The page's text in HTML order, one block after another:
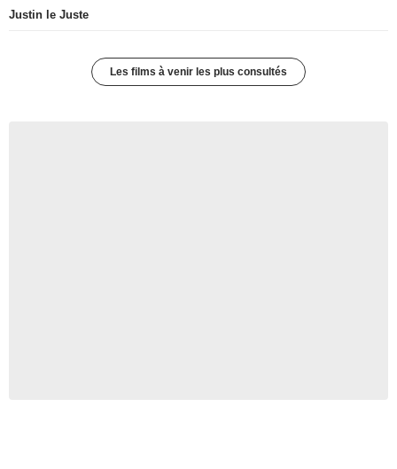
Justin le Juste
Les films à venir les plus consultés